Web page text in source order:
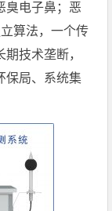
臭电子鼻；恶
算法，一个传
技术垄断，
保局、系统集